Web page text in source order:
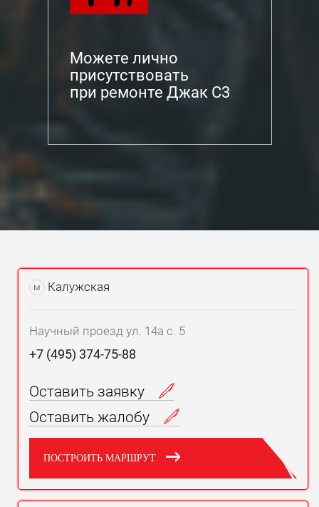
Можете лично
присутствовать
при ремонте Джак С3
м Калужская
Научный проезд ул. 14а с. 5
+7 (495) 374-75-88
Оставить заявку
Оставить жалобу
ПОСТРОИТЬ МАРШРУТ